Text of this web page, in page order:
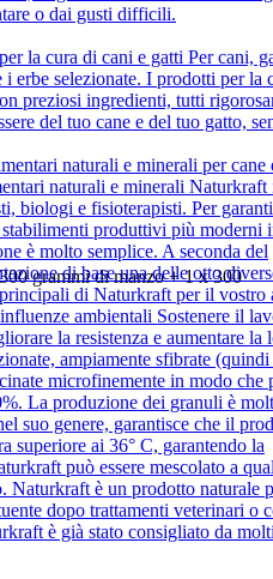
o dai gusti difficili.
la cura di cani e gatti Per cani,
erbe selezionate. I prodotti per la
preziosi ingredienti, tutti
del tuo cane e del tuo gatto,
naturali e minerali per cane
naturali e minerali
biologi e fisioterapisti. Per
produttivi più moderni
è molto semplice. A seconda del
di base una delle otto
di Naturkraft per il vostro
ambientali Sostenere il
la resistenza e aumentare la
ampiamente sfibrate
microfinemente in modo che
La produzione dei granuli è
suo genere, garantisce che il
superiore ai 36° C, garantendo la
può essere mescolato a
Naturkraft è un prodotto naturale
dopo trattamenti veterinari o
è già stato consigliato da
grammi di manzo + 1 x 300